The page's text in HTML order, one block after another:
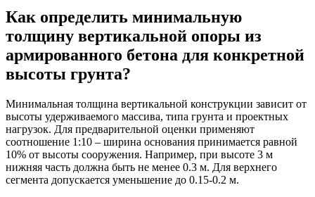
Как определить минимальную
толщину вертикальной опоры из
армированного бетона для конкретной
высоты грунта?
Минимальная толщина вертикальной конструкции зависит от
высоты удерживаемого массива, типа грунта и проектных
нагрузок. Для предварительной оценки применяют
соотношение 1:10 – ширина основания принимается равной
10% от высоты сооружения. Например, при высоте 3 м
нижняя часть должна быть не менее 0.3 м. Для верхнего
сегмента допускается уменьшение до 0.15-0.2 м.